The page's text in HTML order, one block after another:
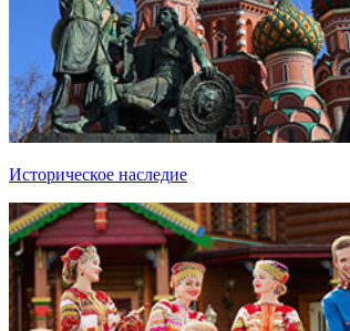
Историческое наследие